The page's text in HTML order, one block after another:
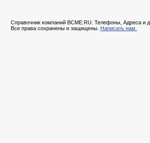
Справочник компаний BCME.RU. Телефоны, Адреса и
Все права сохранены и защищены. Написать нам.